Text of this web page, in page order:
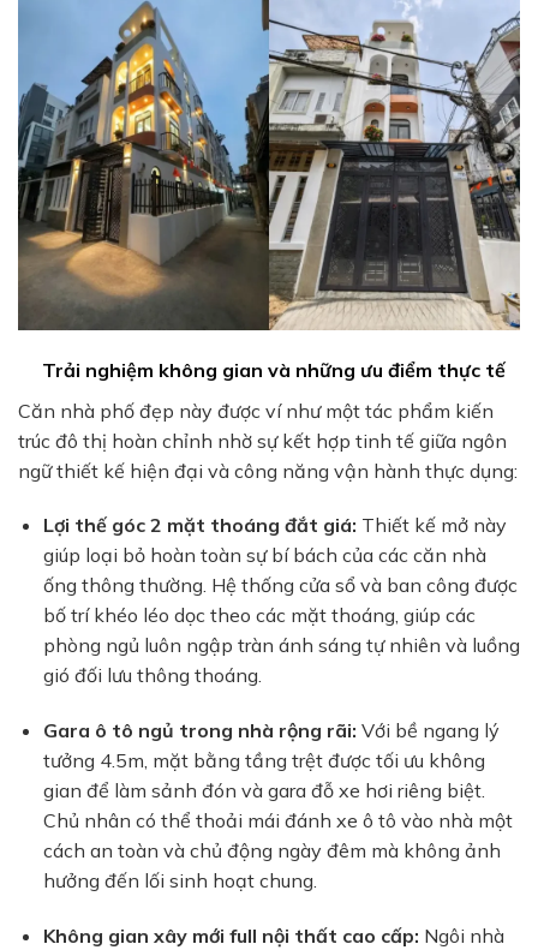
Trải nghiệm không gian và những ưu điểm thực tế
Căn nhà phố đẹp này được ví như một tác phẩm kiến
trúc đô thị hoàn chỉnh nhờ sự kết hợp tinh tế giữa ngôn
ngữ thiết kế hiện đại và công năng vận hành thực dụng:
Lợi thế góc 2 mặt thoáng đắt giá: Thiết kế mở này
giúp loại bỏ hoàn toàn sự bí bách của các căn nhà
ống thông thường. Hệ thống cửa sổ và ban công được
bố trí khéo léo dọc theo các mặt thoáng, giúp các
phòng ngủ luôn ngập tràn ánh sáng tự nhiên và luồng
gió đối lưu thông thoáng.
Gara ô tô ngủ trong nhà rộng rãi: Với bề ngang lý
tưởng 4.5m, mặt bằng tầng trệt được tối ưu không
gian để làm sảnh đón và gara đỗ xe hơi riêng biệt.
Chủ nhân có thể thoải mái đánh xe ô tô vào nhà một
cách an toàn và chủ động ngày đêm mà không ảnh
hưởng đến lối sinh hoạt chung.
Không gian xây mới full nội thất cao cấp: Ngôi nhà